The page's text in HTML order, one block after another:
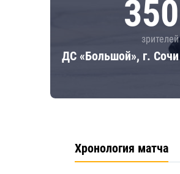
350
зрителей
ДС «Большой», г. Сочи
Хронология матча